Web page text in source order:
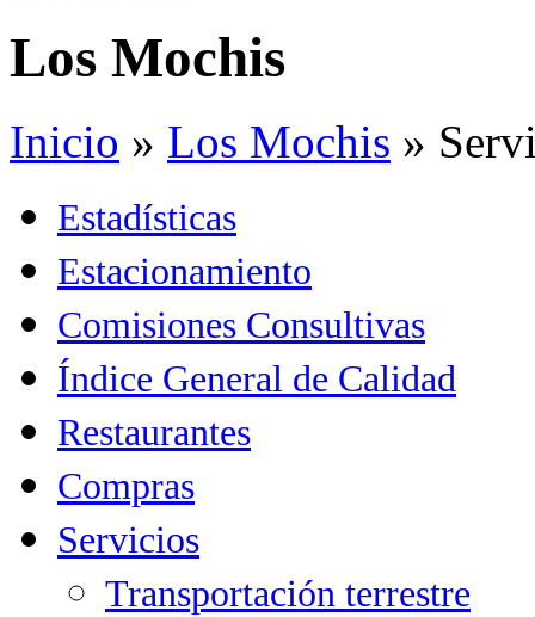
Los Mochis
Inicio » Los Mochis »
Estadísticas
Estacionamiento
Comisiones Consultivas
Índice General de Calidad
Restaurantes
Compras
Servicios
Transportación terrestre